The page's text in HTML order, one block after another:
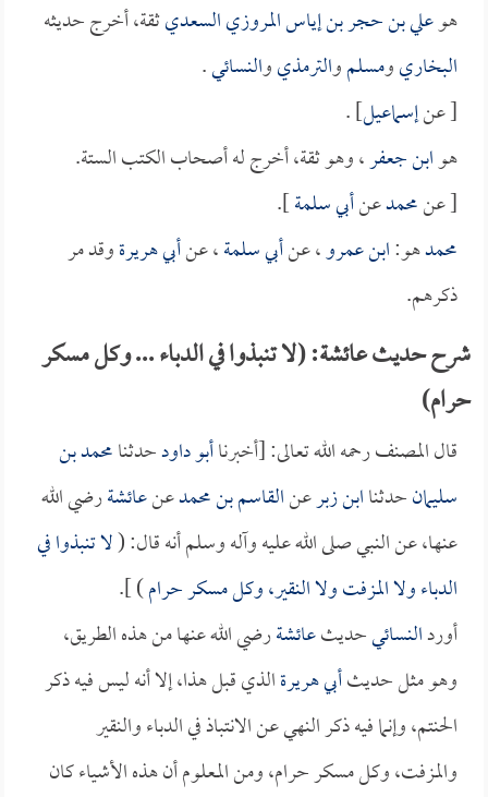
هوعلي بن حجر بن إياس المروزي السعديثقة، أخرج حديثه
البخاريومسلموالترمذيوالنسائي.
[ عنإسماعيل] .
هوابن جعفر، وهو ثقة، أخرج له أصحاب الكتب الستة.
[ عنمحمدعنأبي سلمة].
محمدهو:ابن عمرو، عنأبي سلمة، عنأبي هريرةوقد مر
ذكرهم.
شرح حديث عائشة: (لا تنبذوا في الدباء ... وكل مسكر
حرام)
قال المصنف رحمه الله تعالى: [أخبرناأبو داودحدثنامحمد بن
سليمانحدثناابن زبرعنالقاسم بن محمدعنعائشةرضي الله
عنها، عن النبي صلى الله عليه وآله وسلم أنه قال: (لا تنبذوا في
الدباء ولا المزفت ولا النقير، وكل مسكر حرام) ].
أوردالنسائيحديثعائشةرضي الله عنها من هذه الطريق،
وهو مثل حديثأبي هريرةالذي قبل هذا، إلا أنه ليس فيه ذكر
الحنتم، وإنما فيه ذكر النهي عن الانتباذ في الدباء والنقير
والمزفت، وكل مسكر حرام، ومن المعلوم أن هذه الأشياء كان